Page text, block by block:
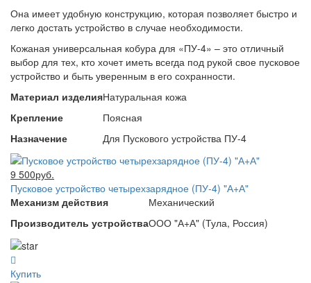
Она имеет удобную конструкцию, которая позволяет быстро и
легко достать устройство в случае необходимости.
Кожаная универсальная кобура для «ПУ-4» – это отличный
выбор для тех, кто хочет иметь всегда под рукой свое пусковое
устройство и быть уверенным в его сохранности.
Материал изделияНатуральная кожа
Крепление
Поясная
Назначение
Для Пускового устройства ПУ-4
9 500руб.
Пусковое устройство четырехзарядное (ПУ-4) "А+А"
Механизм действия
Механический
Производитель устройстваООО "А+А" (Тула, Россия)
Купить